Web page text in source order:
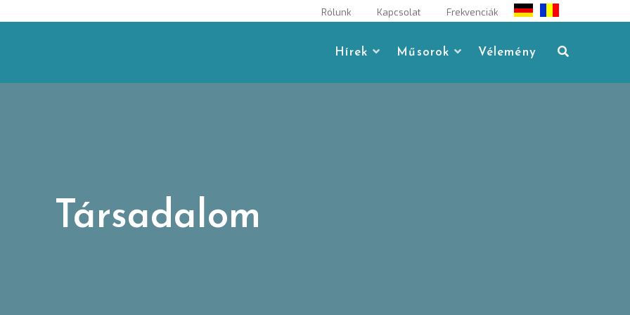
Rólunk Kapcsolat Frekvenciák
Hírek Műsorok Vélemény
Társadalom